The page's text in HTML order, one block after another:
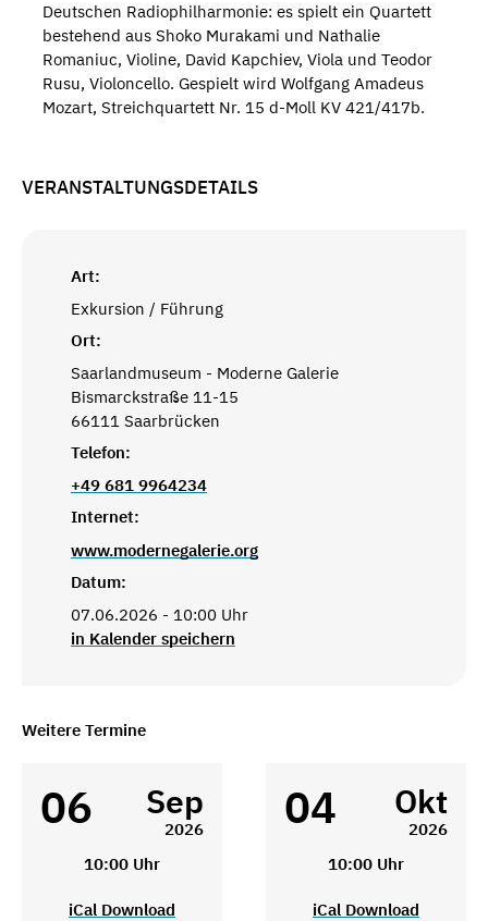
Deutschen Radiophilharmonie: es spielt ein Quartett
bestehend aus Shoko Murakami und Nathalie
Romaniuc, Violine, David Kapchiev, Viola und Teodor
Rusu, Violoncello. Gespielt wird Wolfgang Amadeus
Mozart, Streichquartett Nr. 15 d-Moll KV 421/417b.
VERANSTALTUNGSDETAILS
Art:
Exkursion / Führung
Ort:
Saarlandmuseum - Moderne Galerie
Bismarckstraße 11-15
66111 Saarbrücken
Telefon:
+49 681 9964234
Internet:
www.modernegalerie.org
Datum:
07.06.2026 - 10:00 Uhr
in Kalender speichern
Weitere Termine
06 Sep
2026
10:00 Uhr
iCal Download
04 Okt
2026
10:00 Uhr
iCal Download